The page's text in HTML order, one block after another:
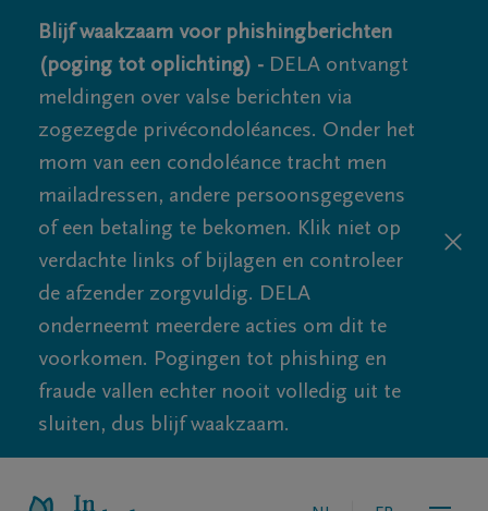
Blijf waakzaam voor phishingberichten
(poging tot oplichting) - DELA ontvangt
meldingen over valse berichten via
zogezegde privécondoléances. Onder het
mom van een condoléance tracht men
mailadressen, andere persoonsgegevens
of een betaling te bekomen. Klik niet op
verdachte links of bijlagen en controleer
de afzender zorgvuldig. DELA
onderneemt meerdere acties om dit te
voorkomen. Pogingen tot phishing en
fraude vallen echter nooit volledig uit te
sluiten, dus blijf waakzaam.